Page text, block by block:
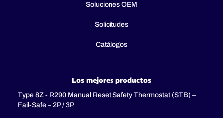
Soluciones OEM
Solicitudes
Catálogos
Los mejores productos
Type 8Z - R290 Manual Reset Safety Thermostat (STB) –
Fail-Safe – 2P / 3P